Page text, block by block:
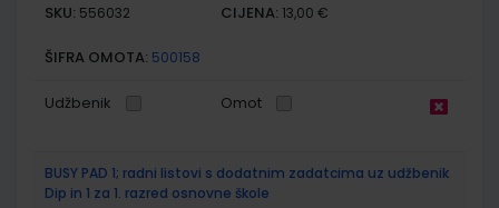
SKU: 556032 CIJENA: 13,00 €
ŠIFRA OMOTA: 500158
Udžbenik Omot
BUSY PAD 1; radni listovi s dodatnim zadatcima uz udžbenik
Dip in 1 za 1. razred osnovne škole